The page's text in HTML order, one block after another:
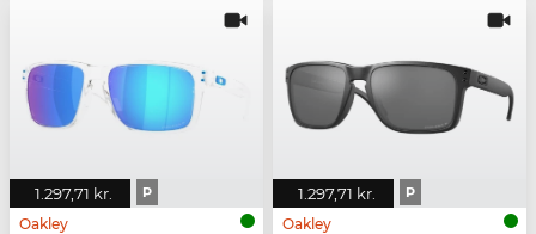
1.297,71 kr. P
Oakley
1.297,71 kr. P
Oakley